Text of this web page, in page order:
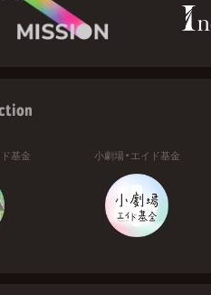
基金 小劇場・エイド基金